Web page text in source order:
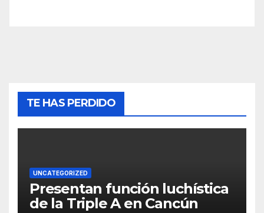
TE HAS PERDIDO
UNCATEGORIZED
Presentan función luchística
de la Triple A en Cancún